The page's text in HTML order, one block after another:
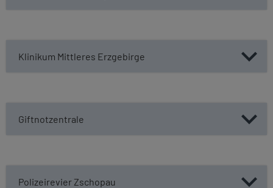
Klinikum Mittleres Erzgebirge
Giftnotzentrale
Polizeirevier Zschopau